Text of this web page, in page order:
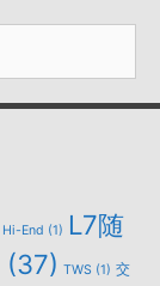
Hi-End (1) L7随
(37) TWS (1) 交